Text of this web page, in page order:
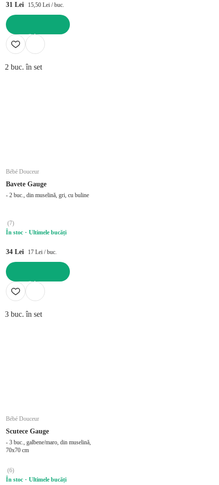
31 Lei 15,50 Lei / buc.
ADAUGĂ ÎN COȘ
2 buc. în set
Bébé Douceur
Bavete Gauge
- 2 buc., din muselină, gri, cu buline
(7)
În stoc
Ultimele bucăți
34 Lei 17 Lei / buc.
ADAUGĂ ÎN COȘ
3 buc. în set
Bébé Douceur
Scutece Gauge
- 3 buc., galbene/maro, din muselină,
70x70 cm
(6)
În stoc
Ultimele bucăți